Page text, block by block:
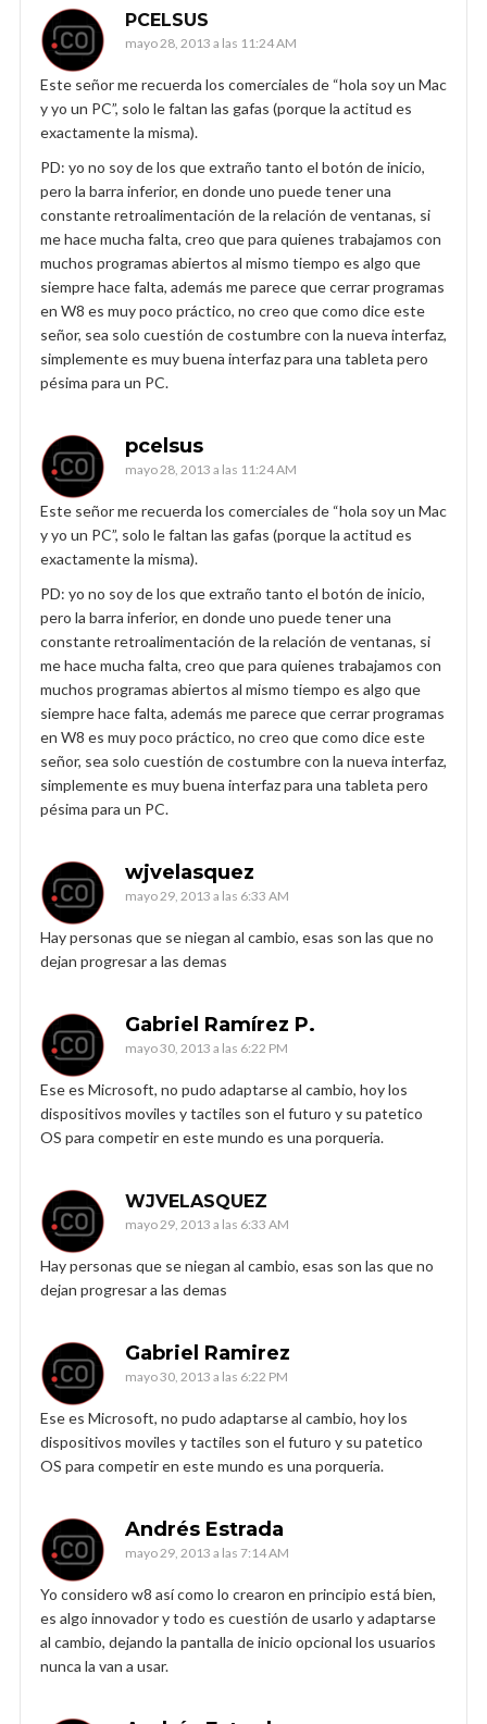
PCELSUS
mayo 28, 2013 a las 11:24 AM
Este señor me recuerda los comerciales de “hola soy un Mac
y yo un PC”, solo le faltan las gafas (porque la actitud es
exactamente la misma).
PD: yo no soy de los que extraño tanto el botón de inicio,
pero la barra inferior, en donde uno puede tener una
constante retroalimentación de la relación de ventanas, si
me hace mucha falta, creo que para quienes trabajamos con
muchos programas abiertos al mismo tiempo es algo que
siempre hace falta, además me parece que cerrar programas
en W8 es muy poco práctico, no creo que como dice este
señor, sea solo cuestión de costumbre con la nueva interfaz,
simplemente es muy buena interfaz para una tableta pero
pésima para un PC.
pcelsus
mayo 28, 2013 a las 11:24 AM
Este señor me recuerda los comerciales de “hola soy un Mac
y yo un PC”, solo le faltan las gafas (porque la actitud es
exactamente la misma).
PD: yo no soy de los que extraño tanto el botón de inicio,
pero la barra inferior, en donde uno puede tener una
constante retroalimentación de la relación de ventanas, si
me hace mucha falta, creo que para quienes trabajamos con
muchos programas abiertos al mismo tiempo es algo que
siempre hace falta, además me parece que cerrar programas
en W8 es muy poco práctico, no creo que como dice este
señor, sea solo cuestión de costumbre con la nueva interfaz,
simplemente es muy buena interfaz para una tableta pero
pésima para un PC.
wjvelasquez
mayo 29, 2013 a las 6:33 AM
Hay personas que se niegan al cambio, esas son las que no
dejan progresar a las demas
Gabriel Ramírez P.
mayo 30, 2013 a las 6:22 PM
Ese es Microsoft, no pudo adaptarse al cambio, hoy los
dispositivos moviles y tactiles son el futuro y su patetico
OS para competir en este mundo es una porqueria.
WJVELASQUEZ
mayo 29, 2013 a las 6:33 AM
Hay personas que se niegan al cambio, esas son las que no
dejan progresar a las demas
Gabriel Ramirez
mayo 30, 2013 a las 6:22 PM
Ese es Microsoft, no pudo adaptarse al cambio, hoy los
dispositivos moviles y tactiles son el futuro y su patetico
OS para competir en este mundo es una porqueria.
Andrés Estrada
mayo 29, 2013 a las 7:14 AM
Yo considero w8 así como lo crearon en principio está bien,
es algo innovador y todo es cuestión de usarlo y adaptarse
al cambio, dejando la pantalla de inicio opcional los usuarios
nunca la van a usar.